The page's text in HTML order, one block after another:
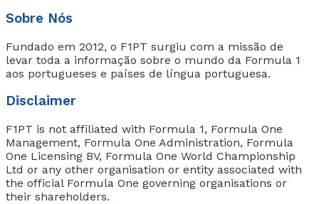
Sobre Nós
Fundado em 2012, o F1PT surgiu com a missão de
levar toda a informação sobre o mundo da Formula 1
aos portugueses e países de língua portuguesa.
Disclaimer
F1PT is not affiliated with Formula 1, Formula One
Management, Formula One Administration, Formula
One Licensing BV, Formula One World Championship
Ltd or any other organisation or entity associated with
the official Formula One governing organisations or
their shareholders.